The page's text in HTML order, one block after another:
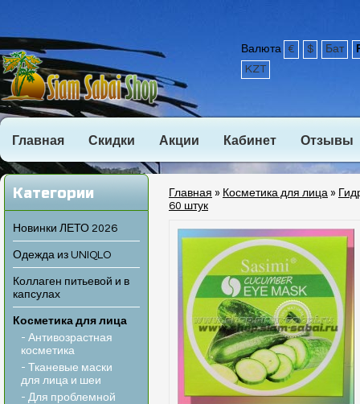
Валюта € $ Бат
KZT
Главная Скидки Акции Кабинет Отзывы
Категории
Новинки ЛЕТО 2026
Одежда из UNIQLO
Коллаген питьевой и в
капсулах
Косметика для лица
- Антивозрастная
косметика
- Тканевые маски
для лица и шеи
- Для проблемной
Главная » Косметика для лица »
60 штук